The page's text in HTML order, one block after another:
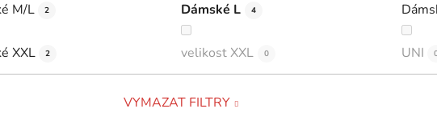
M/L 2 Dámské L 4
XXL 2 velikost XXL 0 UNI
VYMAZAT FILTRY